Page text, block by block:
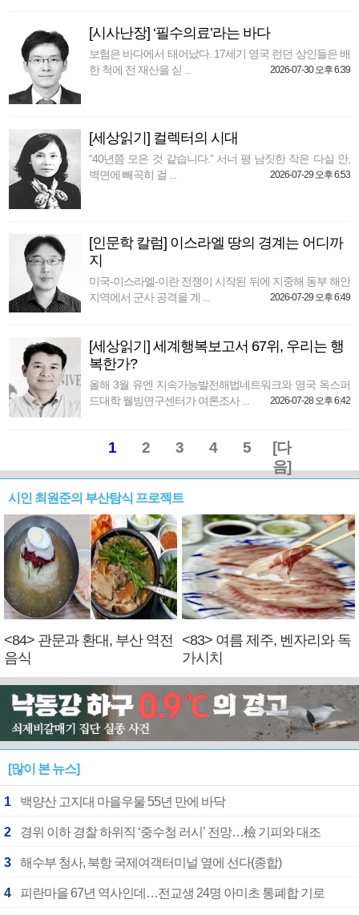
[시사난장] ‘필수의료’라는 바다
보험은 바다에서 태어났다. 17세기 영국 런던 상인들은 배
한 척에 전 재산을 싣 ...
2026-07-30 오후 6:39
[세상읽기] 컬렉터의 시대
“40년쯤 모은 것 같습니다.” 서너 평 남짓한 작은 다실 안,
벽면에 빼곡히 걸 ...
2026-07-29 오후 6:53
[인문학 칼럼] 이스라엘 땅의 경계는 어디까
지
미국-이스라엘-이란 전쟁이 시작된 뒤에 지중해 동부 해안
지역에서 군사 공격을 계 ...
2026-07-29 오후 6:49
[세상읽기] 세계행복보고서 67위, 우리는 행
복한가?
올해 3월 유엔 지속가능발전해법네트워크와 영국 옥스퍼
드대학 웰빙연구센터가 여론조사 ...
2026-07-28 오후 6:42
1 2 3 4 5
[다
음]
시인 최원준의 부산탐식 프로젝트
<84> 관문과 환대, 부산 역전
음식
<83> 여름 제주, 벤자리와 독
가시치
[많이 본 뉴스]
1 백양산 고지대 마을우물 55년 만에 바닥
2 경위 이하 경찰 하위직 ‘중수청 러시’ 전망…檢 기피와 대조
3 해수부 청사, 북항 국제여객터미널 옆에 선다(종합)
4 피란마을 67년 역사인데…전교생 24명 아미초 통폐합 기로